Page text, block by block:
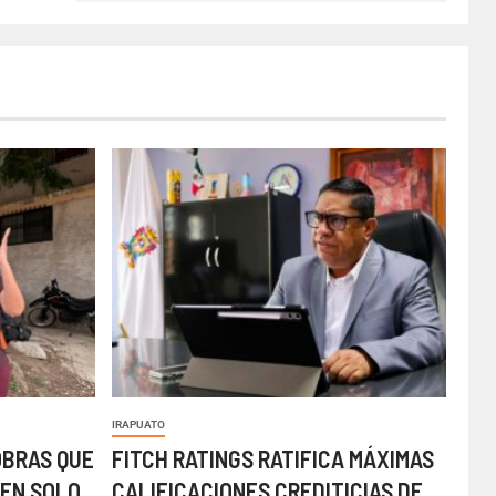
QUE
IRAPUATO
FITCH RATINGS RATIFICA MÁXIMAS